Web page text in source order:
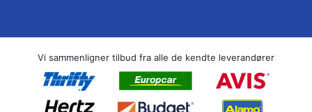
Vi sammenligner tilbud fra alle de kendte leverandører